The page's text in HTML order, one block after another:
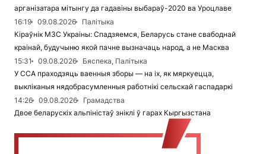
арганізатара мітынгу да гадавіны выбараў-2020 ва Уроцлаве
16:19
09.08.2026
Палітыка
Кіраўнік МЗС Украіны: Спадзяемся, Беларусь стане свабоднай
краінай, будучыню якой пачне вызначаць народ, а не Масква
15:31
09.08.2026
Бяспека, Палітыка
У ССА праходзяць ваенныя зборы — на іх, як мяркуецца,
выкліканыя нядобрасумленныя работнікі сельскай гаспадаркі
14:26
09.08.2026
Грамадства
Двое беларускіх альпіністаў зніклі ў гарах Кыргызстана